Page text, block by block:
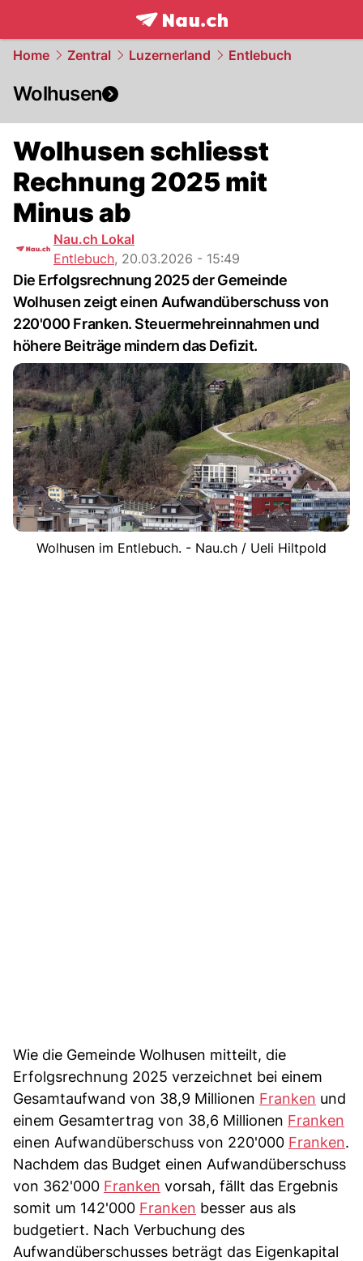
frontpage.NAU.ch
Home Zentral Luzernerland Entlebuch
Wolhusen
Wolhusen schliesst
Rechnung 2025 mit
Minus ab
Nau.ch Lokal
Entlebuch, 20.03.2026 - 15:49
Die Erfolgsrechnung 2025 der Gemeinde
Wolhusen zeigt einen Aufwandüberschuss von
220'000 Franken. Steuermehreinnahmen und
höhere Beiträge mindern das Defizit.
Wolhusen im Entlebuch. - Nau.ch / Ueli Hiltpold
Wie die Gemeinde Wolhusen mitteilt, die
Erfolgsrechnung 2025 verzeichnet bei einem
Gesamtaufwand von 38,9 Millionen Franken und
einem Gesamtertrag von 38,6 Millionen Franken
einen Aufwandüberschuss von 220'000 Franken.
Nachdem das Budget einen Aufwandüberschuss
von 362'000 Franken vorsah, fällt das Ergebnis
somit um 142'000 Franken besser aus als
budgetiert. Nach Verbuchung des
Aufwandüberschusses beträgt das Eigenkapital